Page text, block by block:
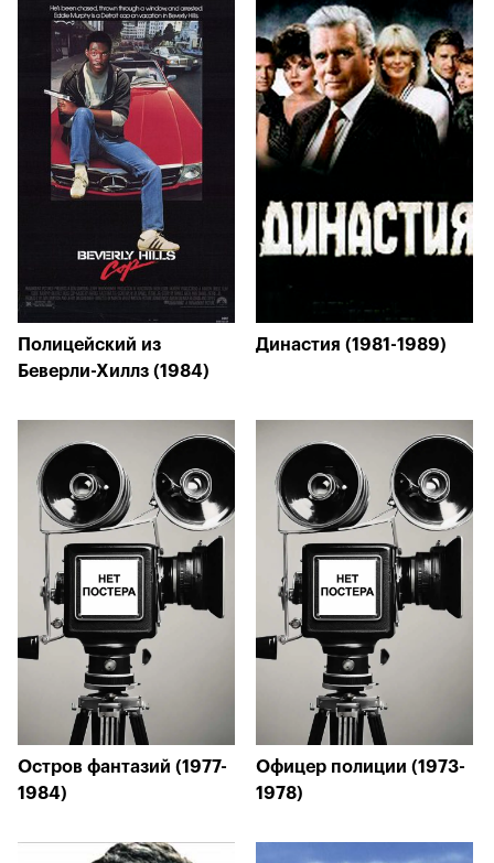
Полицейский из
Беверли-Хиллз (1984)
Династия (1981-1989)
Остров фантазий (1977-
1984)
Офицер полиции (1973-
1978)